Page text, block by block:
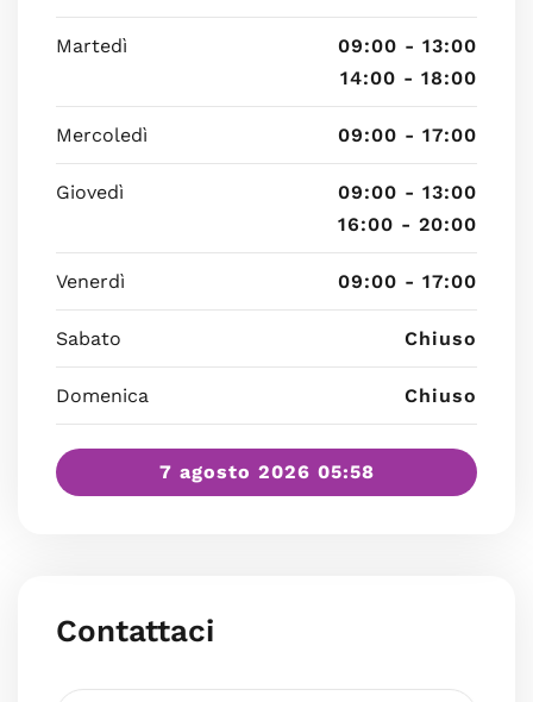
Martedì
09:00 - 13:00
14:00 - 18:00
Mercoledì 09:00 - 17:00
Giovedì
09:00 - 13:00
16:00 - 20:00
Venerdì 09:00 - 17:00
Sabato Chiuso
Domenica Chiuso
7 agosto 2026 05:58
Contattaci